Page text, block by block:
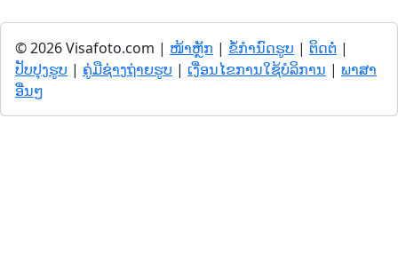
© 2026 Visafoto.com | ໜ້າຫຼັກ | ຂໍ້ກໍານົດຮູບ | ຕິດຕໍ່ |
ປັບປຸງຮູບ | ຄູ່ມືຊ່າງຖ່າຍຮູບ | ເງື່ອນໄຂການໃຊ້ບໍລິການ | ພາສາ
ອື່ນໆ